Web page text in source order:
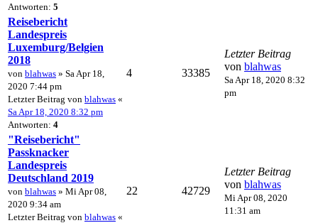
Antworten: 5
Reisebericht
Landespreis
Luxemburg/Belgien
2018
von blahwas » Sa Apr 18,
2020 7:44 pm
Letzter Beitrag von blahwas «
Sa Apr 18, 2020 8:32 pm
Antworten: 4
4 33385
Letzter Beitrag
von blahwas
Sa Apr 18, 2020 8:32
pm
"Reisebericht"
Passknacker
Landespreis
Deutschland 2019
von blahwas » Mi Apr 08,
2020 9:34 am
Letzter Beitrag von blahwas «
22 42729
Letzter Beitrag
von blahwas
Mi Apr 08, 2020
11:31 am